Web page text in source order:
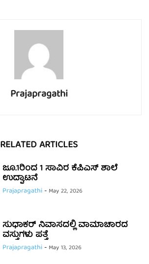
Prajapragathi
RELATED ARTICLES
ಜೂ.1ರಿಂದ 1 ಸಾವಿರ ಕೆಪಿಎಸ್ ಶಾಲೆ
ಉದ್ಘಾಟನೆ
Prajapragathi- May 22, 2026
ಸುಧಾಕರ್ ನಿವಾಸದಲ್ಲಿ ವಾಮಾಚಾರದ
ವಸ್ತುಗಳು ಪತ್ತೆ
Prajapragathi- May 13, 2026